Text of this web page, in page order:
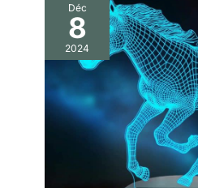
Déc
8
2024